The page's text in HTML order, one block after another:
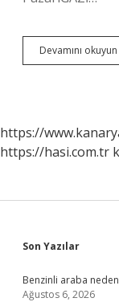
Devamını okuyun
https://
https://hasi.com.tr
Sidebar
Son Yazılar
Benzinli araba
Ağustos 6, 2026